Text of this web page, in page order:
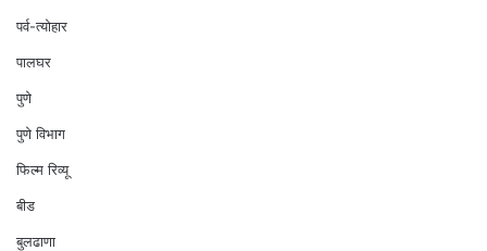
पर्व-त्योहार
पालघर
पुणे
पुणे विभाग
फिल्म रिव्यू
बीड
बुलढाणा